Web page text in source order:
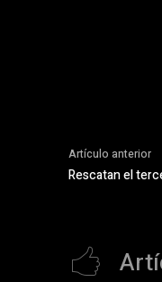
Artículo anterior
Rescatan el